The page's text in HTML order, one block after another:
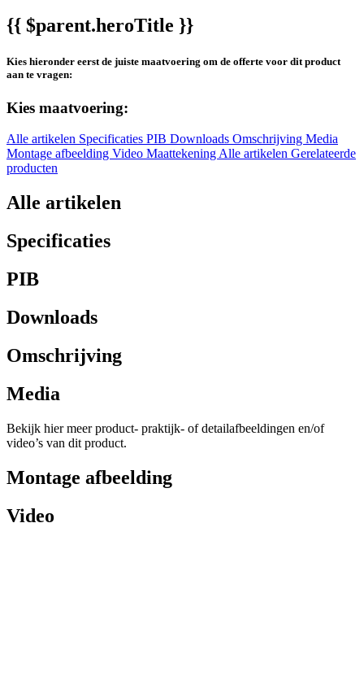
{{ $parent.heroTitle }}
Kies hieronder eerst de juiste maatvoering om de offerte voor dit product
aan te vragen:
Kies maatvoering:
Alle artikelen Specificaties PIB Downloads Omschrijving Media
Montage afbeelding Video MaattekeningAlle artikelen Gerelateerde
producten
Alle artikelen
Specificaties
PIB
Downloads
Omschrijving
Media
Bekijk hier meer product- praktijk- of detailafbeeldingen en/of
video’s van dit product.
Montage afbeelding
Video